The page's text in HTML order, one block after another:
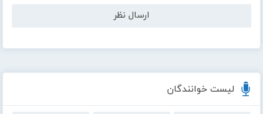
لیست خوانندگان